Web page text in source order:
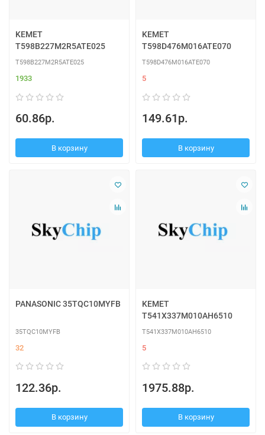
KEMET
T598B227M2R5ATE025
T598B227M2R5ATE025
1933
60.86р.
В корзину
KEMET
T598D476M016ATE070
T598D476M016ATE070
5
149.61р.
В корзину
PANASONIC 35TQC10MYFB
35TQC10MYFB
32
122.36р.
В корзину
KEMET
T541X337M010AH6510
T541X337M010AH6510
5
1975.88р.
В корзину